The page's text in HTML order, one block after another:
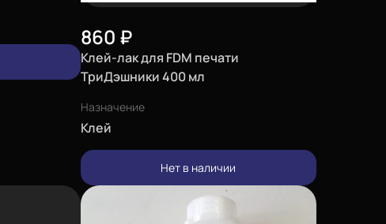
860 ₽
Клей-лак для FDM печати
ТриДэшники 400 мл
Назначение
Клей
Нет в наличии